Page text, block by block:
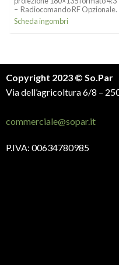
– Radiocomando RF Opzionale.
Scheda ingombri
Copyright 2023 © So.Par
Via dell’agricoltura 6/8 –
commerciale@sopar.it
P.IVA: 00634780985